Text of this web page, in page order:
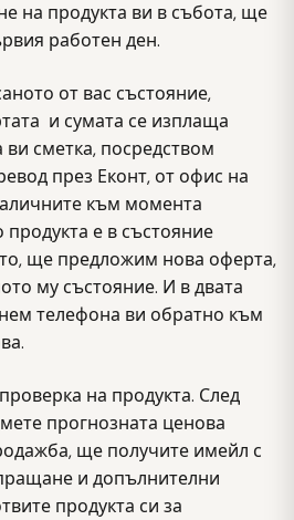
на продукта ви в събота, ще
работен ден.
от вас състояние,
и сумата се изплаща
сметка, посредством
през Еконт, от офис на
към момента
е в състояние
ще предложим нова оферта,
му състояние. И в двата
телефона ви обратно към
на продукта. След
прогнозната ценова
ще получите имейл с
и допълнителни
продукта си за